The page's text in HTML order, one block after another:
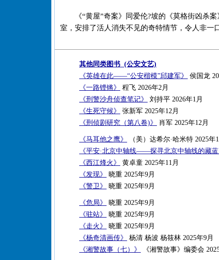
《“黄屋”奇案》同爱伦?坡的《莫格街凶杀
室，安排了活人消失不见的奇特情节，令人非一
其他同类图书 (公安文艺)
《英雄在此——“公安楷模”邱建军》
侯国龙
《一路铿锵》
程飞 2026年2月
《刑警沙舟侦查笔记》
刘持平 2026年1月
《生死守候》
张新军 2025年12月
《刑侦剧研究（第八卷)》
肖军 2025年12月
《马耳他之鹰》
（美）达希尔·哈米特 2025年
《平安·北京中轴线——探寻北京中轴线的藏
《西江烽火》
黄卓童 2025年11月
《发现》
晓重 2025年9月
《警卫》
晓重 2025年9月
《危局》
晓重 2025年9月
《驻站》
晓重 2025年9月
《走火》
晓重 2025年9月
《杨奇清画传》
杨清 杨波 杨筱林 2025年9月
《湘警故事（七）》
《湘警故事》编委会